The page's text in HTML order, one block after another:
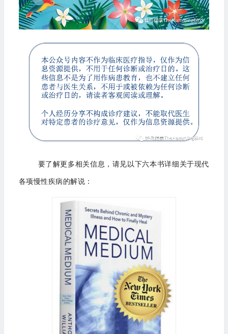
要了解更多相关信息，请见以下六本书详细关于现代
各项慢性疾病的解说：